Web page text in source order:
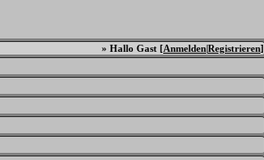
» Hallo Gast [Anmelden|Registrieren]